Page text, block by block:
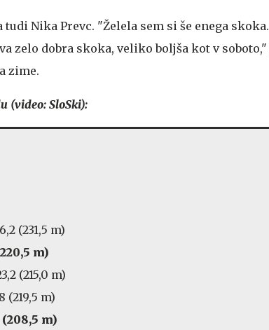
Nika Prevc. "Želela sem si še enega skoka.
zelo dobra skoka, veliko boljša kot v soboto,"
zime.
(video: SloSki):
(231,5 m)
m)
(215,0 m)
m)
m)